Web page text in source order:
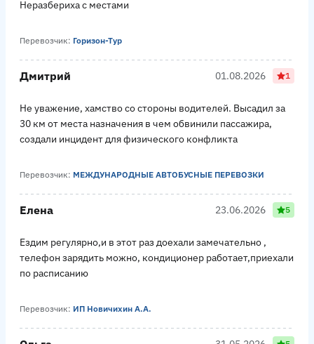
Неразбериха с местами
Перевозчик: Горизон-Тур
Дмитрий 01.08.2026 1
Не уважение, хамство со стороны водителей. Высадил за
30 км от места назначения в чем обвинили пассажира,
создали инцидент для физического конфликта
Перевозчик: МЕЖДУНАРОДНЫЕ АВТОБУСНЫЕ ПЕРЕВОЗКИ
Елена 23.06.2026 5
Ездим регулярно,и в этот раз доехали замечательно ,
телефон зарядить можно, кондиционер работает,приехали
по расписанию
Перевозчик: ИП Новичихин А.А.